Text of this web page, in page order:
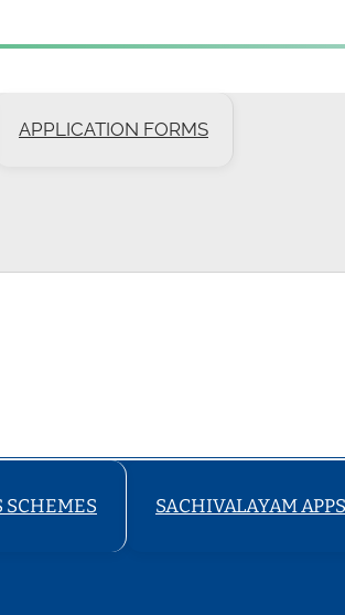
APPLICATION FORMS
SCHEMES SACHIVALAYAM APPS